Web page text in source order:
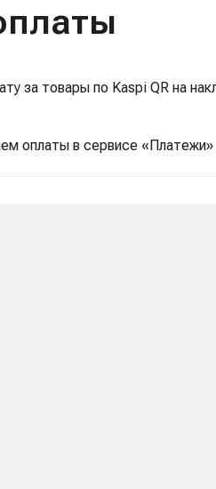
за товары по Kaspi QR на
оплаты в сервисе